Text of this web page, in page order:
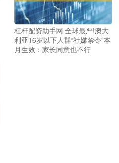
杠杆配资助手网 全球最严!澳大
利亚16岁以下人群“社媒禁令”本
月生效：家长同意也不行